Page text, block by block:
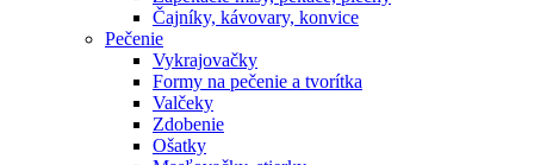
Čajníky, kávovary, konvice
Pečenie
Vykrajovačky
Formy na pečenie a tvorítka
Valčeky
Zdobenie
Ošatky